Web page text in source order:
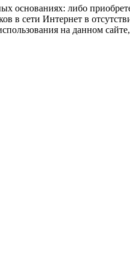
основаниях: либо
в сети Интернет в
на данном